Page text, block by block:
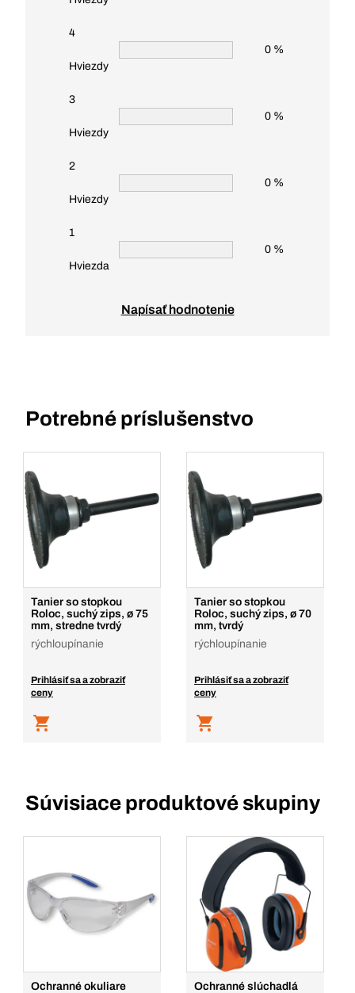
4
Hviezdy
0 %
3
Hviezdy
0 %
2
Hviezdy
0 %
1
Hviezda
0 %
Napísať hodnotenie
Potrebné príslušenstvo
Tanier so stopkou
Roloc, suchý zips, ø 75
mm, stredne tvrdý
rýchloupínanie
Prihlásiť sa a zobraziť
ceny
Tanier so stopkou
Roloc, suchý zips, ø 70
mm, tvrdý
rýchloupínanie
Prihlásiť sa a zobraziť
ceny
Súvisiace produktové skupiny
Ochranné okuliare
Ochranné slúchadlá